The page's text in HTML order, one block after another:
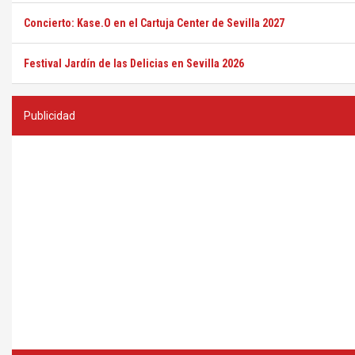
Concierto: Kase.O en el Cartuja Center de Sevilla 2027
Festival Jardín de las Delicias en Sevilla 2026
Publicidad